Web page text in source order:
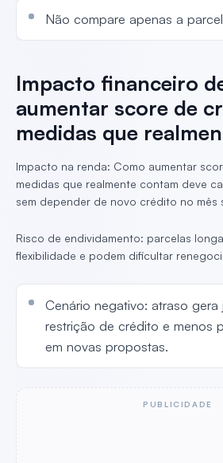
Não compare apenas a
Impacto financeiro
aumentar score de
medidas que
Impacto na renda: Como aumentar
medidas que realmente contam deve
sem depender de novo crédito no mês
Risco de endividamento: parcelas
flexibilidade e podem dificultar
Cenário negativo: atraso gera
restrição de crédito e menos
em novas propostas.
PUBLICIDADE